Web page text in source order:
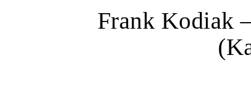
Frank Kodiak